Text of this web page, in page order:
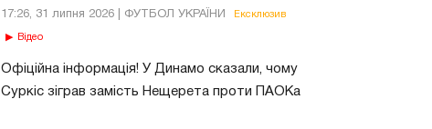
17:26, 31 липня 2026 | ФУТБОЛ УКРАЇНИ Ексклюзив
Відео
Офіційна інформація! У Динамо сказали, чому
Суркіс зіграв замість Нещерета проти ПАОКа